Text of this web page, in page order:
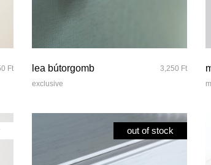
Ft
lea bútorgomb 3,250 Ft
exclusive
out of stock